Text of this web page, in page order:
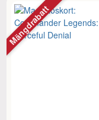
Mängdrabatt